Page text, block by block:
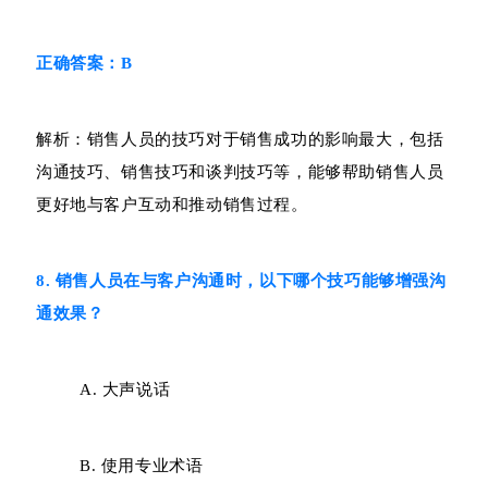
正确答案：B
解析：销售人员的技巧对于销售成功的影响最大，包括
沟通技巧、销售技巧和谈判技巧等，能够帮助销售人员
更好地与客户互动和推动销售过程。
8. 销售人员在与客户沟通时，以下哪个技巧能够增强沟
通效果？
A. 大声说话
B. 使用专业术语